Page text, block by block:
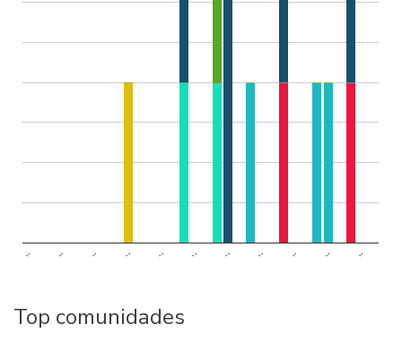
.. .. .. .. .. .. .. .. .. .. ..
Top comunidades